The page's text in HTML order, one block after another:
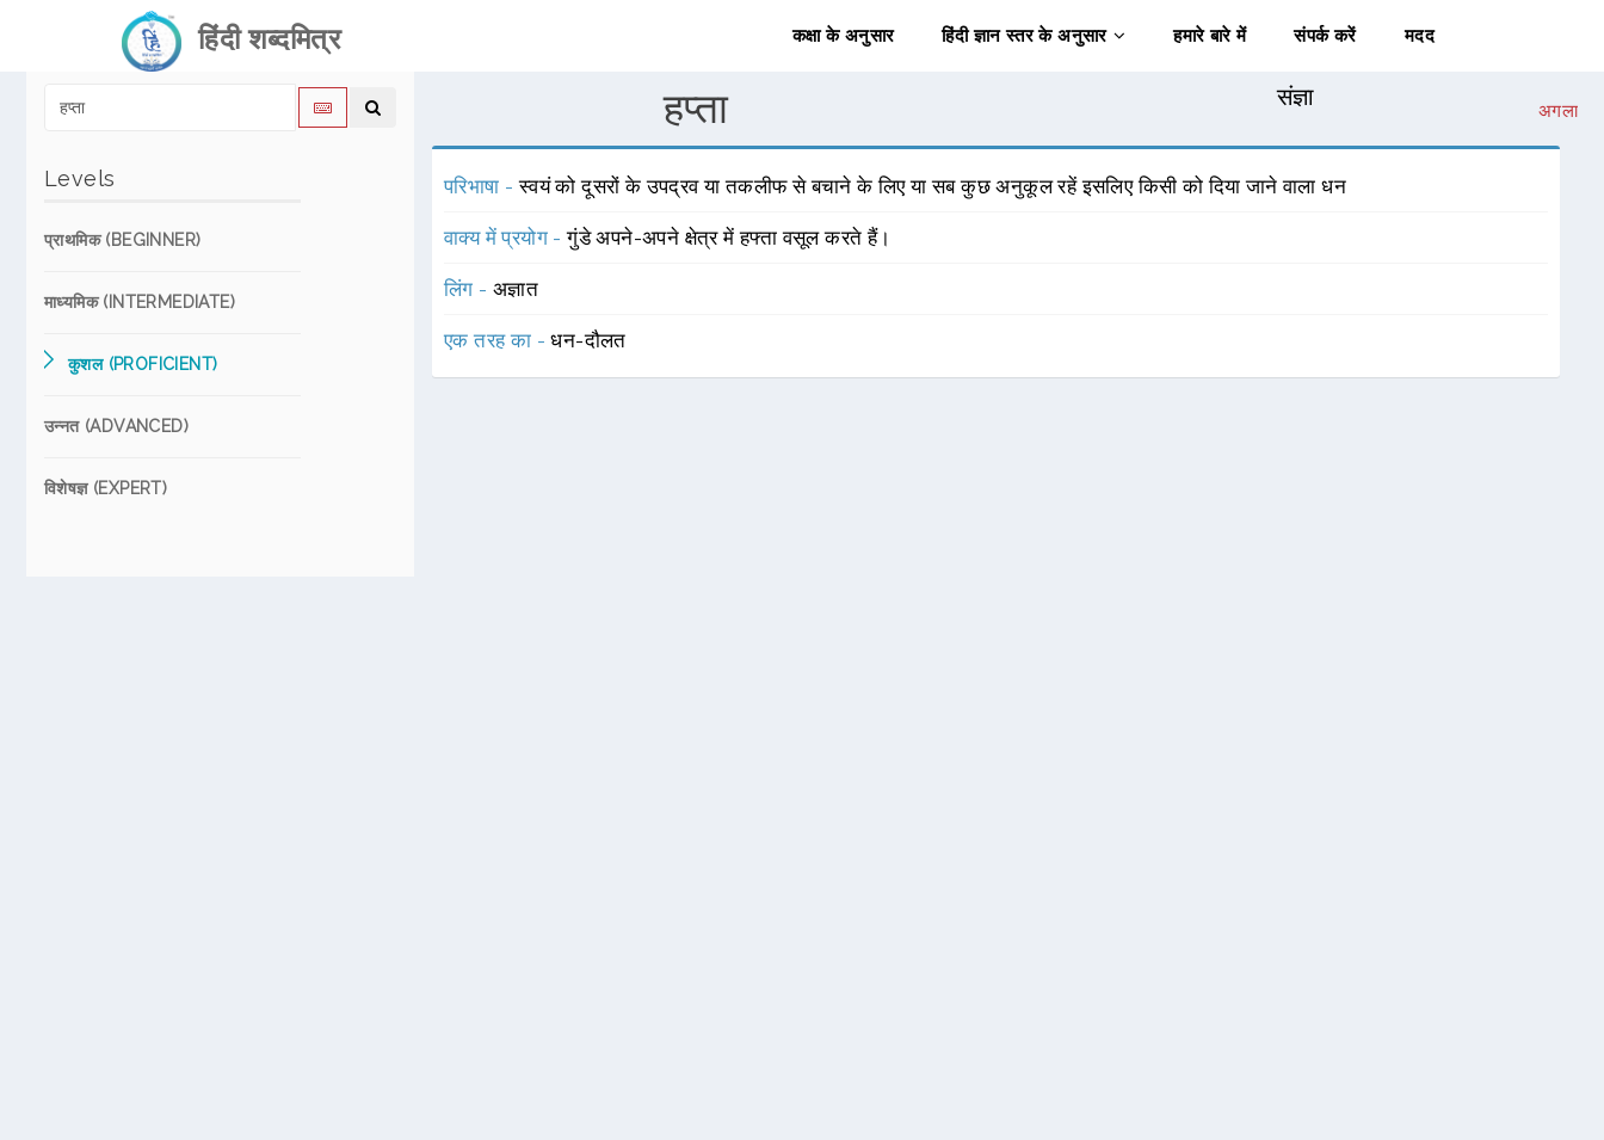
हिंदी शब्दमित्र कक्षा के अनुसार हिंदी ज्ञान स्तर के अनुसार हमारे बारे में संपर्क करें मदद
Levels
प्राथमिक (BEGINNER)
माध्यमिक (INTERMEDIATE)
कुशल (PROFICIENT)
उन्नत (ADVANCED)
विशेषज्ञ (EXPERT)
हप्ता संज्ञा
अगला
परिभाषा -स्वयं को दूसरों के उपद्रव या तकलीफ से बचाने के लिए या सब कुछ अनुकूल रहें इसलिए किसी को दिया जाने वाला धन
वाक्य में प्रयोग -गुंडे अपने-अपने क्षेत्र में हफ्ता वसूल करते हैं।
लिंग - अज्ञात
एक तरह का -धन-दौलत